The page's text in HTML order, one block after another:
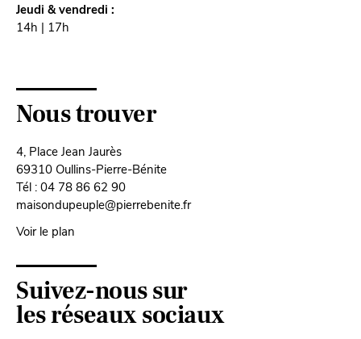
Jeudi & vendredi :
14h | 17h
Nous trouver
4, Place Jean Jaurès
69310 Oullins-Pierre-Bénite
Tél : 04 78 86 62 90
maisondupeuple@pierrebenite.fr
Voir le plan
Suivez-nous sur
les réseaux sociaux